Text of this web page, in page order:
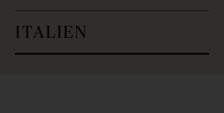
ITALIEN